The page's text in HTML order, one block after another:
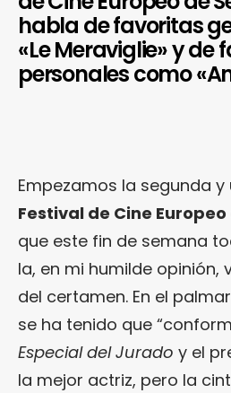
habla de favoritas
«Le Meraviglie» y de
personales como
Empezamos la segunda
Festival de Cine Europeo
que este fin de semana
la, en mi humilde opinión,
del certamen. En el
se ha tenido que
Especial del Jurado y el
la mejor actriz, pero la